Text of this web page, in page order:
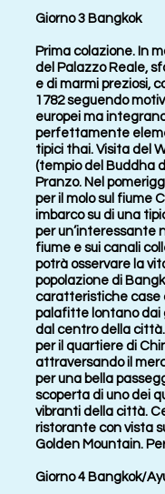
Giorno 3 Bangkok
Prima colazione. In
del Palazzo Reale,
e di marmi preziosi,
1782 seguendo
europei ma
perfettamente
tipici thai. Visita del
(tempio del Buddha
Pranzo. Nel
per il molo sul fiume
imbarco su di una
per un’interessante
fiume e sui canali
potrà osservare la
popolazione di
caratteristiche case
palafitte lontano dai
dal centro della città.
per il quartiere di
attraversando il
per una bella
scoperta di uno dei
vibranti della città.
ristorante con vista
Golden Mountain.
Giorno 4 Bangkok/